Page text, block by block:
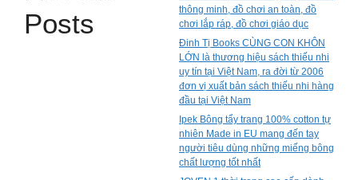
Posts
thông minh, đồ chơi an toàn, đồ
chơi lắp ráp, đồ chơi giáo dục
Đinh Tị Books CÙNG CON KHÔN
LỚN là thương hiệu sách thiếu nhi
uy tín tại Việt Nam, ra đời từ 2006
đơn vị xuất bản sách thiếu nhi hàng
đầu tại Việt Nam
Ipek Bông tẩy trang 100% cotton tự
nhiên Made in EU mang đến tay
người tiêu dùng những miếng bông
chất lượng tốt nhất